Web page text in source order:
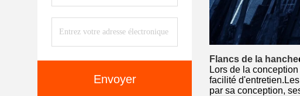
Envoyer
Flancs de la hanche
Lors de la
facilité
par sa conception,